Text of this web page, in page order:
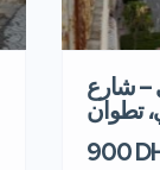
– شارع
تطوان
900